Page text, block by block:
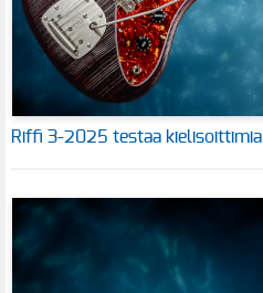
Riffi 3-2025 testaa kielisoittimia